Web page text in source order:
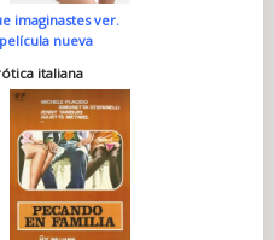
imaginastes ver.
nueva
italiana